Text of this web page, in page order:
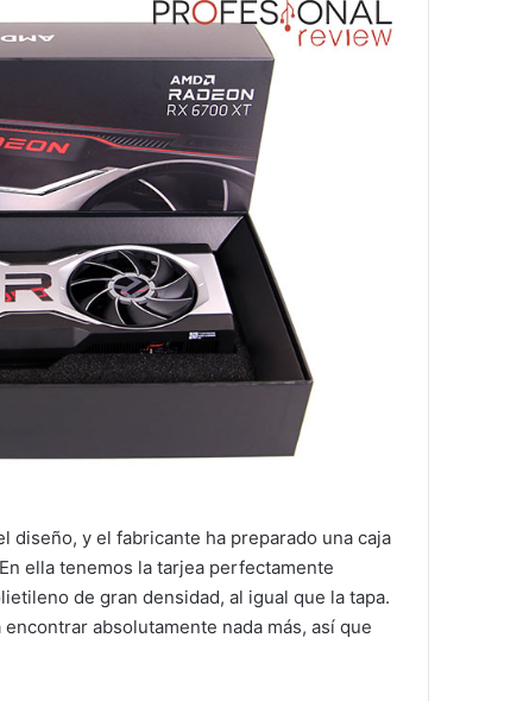
diseño, y el fabricante ha preparado una caja
ella tenemos la tarjea perfectamente
de gran densidad, al igual que la tapa.
absolutamente nada más, así que